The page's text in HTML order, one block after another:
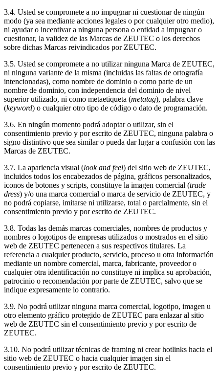
3.4. Usted se compromete a no impugnar ni cuestionar de ningún
modo (ya sea mediante acciones legales o por cualquier otro medio),
ni ayudar o incentivar a ninguna persona o entidad a impugnar o
cuestionar, la validez de las Marcas de ZEUTEC o los derechos
sobre dichas Marcas reivindicados por ZEUTEC.
3.5. Usted se compromete a no utilizar ninguna Marca de ZEUTEC,
ni ninguna variante de la misma (incluidas las faltas de ortografía
intencionadas), como nombre de dominio o como parte de un
nombre de dominio, con independencia del dominio de nivel
superior utilizado, ni como metaetiqueta (metatag), palabra clave
(keyword) o cualquier otro tipo de código o dato de programación.
3.6. En ningún momento podrá adoptar o utilizar, sin el
consentimiento previo y por escrito de ZEUTEC, ninguna palabra o
signo distintivo que sea similar o pueda dar lugar a confusión con las
Marcas de ZEUTEC.
3.7. La apariencia visual (look and feel) del sitio web de ZEUTEC,
incluidos todos los encabezados de página, gráficos personalizados,
iconos de botones y scripts, constituye la imagen comercial (trade
dress) y/o una marca comercial o marca de servicio de ZEUTEC, y
no podrá copiarse, imitarse ni utilizarse, total o parcialmente, sin el
consentimiento previo y por escrito de ZEUTEC.
3.8. Todas las demás marcas comerciales, nombres de productos y
nombres o logotipos de empresas utilizados o mostrados en el sitio
web de ZEUTEC pertenecen a sus respectivos titulares. La
referencia a cualquier producto, servicio, proceso u otra información
mediante un nombre comercial, marca, fabricante, proveedor o
cualquier otra identificación no constituye ni implica su aprobación,
patrocinio o recomendación por parte de ZEUTEC, salvo que se
indique expresamente lo contrario.
3.9. No podrá utilizar ninguna marca comercial, logotipo, imagen u
otro elemento gráfico protegido de ZEUTEC para enlazar al sitio
web de ZEUTEC sin el consentimiento previo y por escrito de
ZEUTEC.
3.10. No podrá utilizar técnicas de framing ni crear hotlinks hacia el
sitio web de ZEUTEC o hacia cualquier imagen sin el
consentimiento previo y por escrito de ZEUTEC.